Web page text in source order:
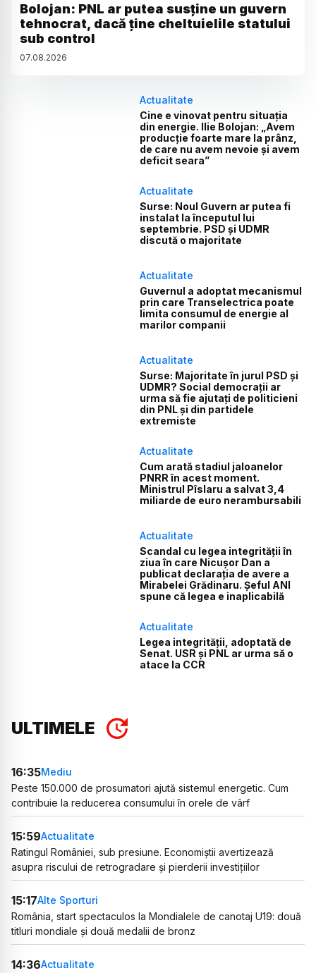
Bolojan: PNL ar putea susține un guvern
tehnocrat, dacă ține cheltuielile statului
sub control
07.08.2026
Actualitate
Cine e vinovat pentru situația
din energie. Ilie Bolojan: „Avem
producție foarte mare la prânz,
de care nu avem nevoie și avem
deficit seara”
Actualitate
Surse: Noul Guvern ar putea fi
instalat la începutul lui
septembrie. PSD și UDMR
discută o majoritate
Actualitate
Guvernul a adoptat mecanismul
prin care Transelectrica poate
limita consumul de energie al
marilor companii
Actualitate
Surse: Majoritate în jurul PSD și
UDMR? Social democrații ar
urma să fie ajutați de politicieni
din PNL și din partidele
extremiste
Actualitate
Cum arată stadiul jaloanelor
PNRR în acest moment.
Ministrul Pîslaru a salvat 3,4
miliarde de euro nerambursabili
Actualitate
Scandal cu legea integrității în
ziua în care Nicușor Dan a
publicat declarația de avere a
Mirabelei Grădinaru. Șeful ANI
spune că legea e inaplicabilă
Actualitate
Legea integrității, adoptată de
Senat. USR și PNL ar urma să o
atace la CCR
ULTIMELE
16:35Mediu
Peste 150.000 de prosumatori ajută sistemul energetic. Cum
contribuie la reducerea consumului în orele de vârf
15:59Actualitate
Ratingul României, sub presiune. Economiștii avertizează
asupra riscului de retrogradare și pierderii investițiilor
15:17Alte Sporturi
România, start spectaculos la Mondialele de canotaj U19: două
titluri mondiale și două medalii de bronz
14:36Actualitate